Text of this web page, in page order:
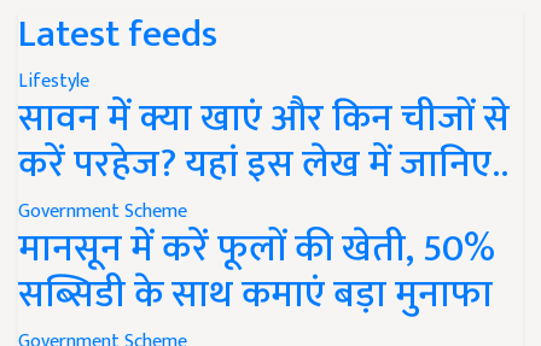
Latest feeds
Lifestyle
सावन में क्या खाएं और किन चीजों से
करें परहेज? यहां इस लेख में जानिए..
Government Scheme
मानसून में करें फूलों की खेती, 50%
सब्सिडी के साथ कमाएं बड़ा मुनाफा